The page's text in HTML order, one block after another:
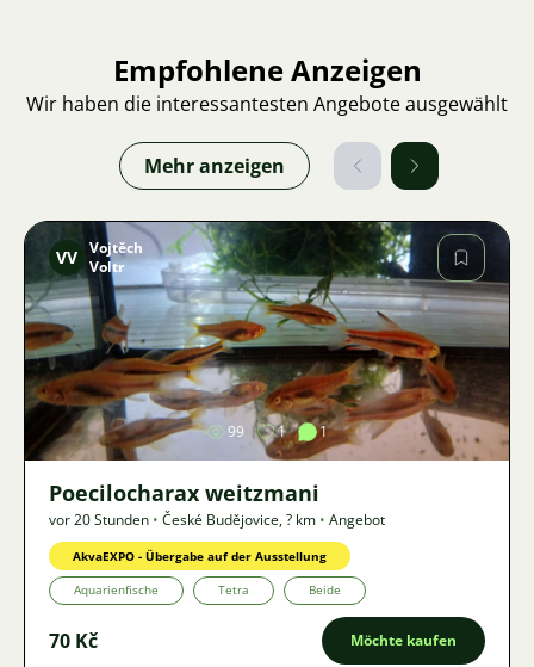
Empfohlene Anzeigen
Wir haben die interessantesten Angebote ausgewählt
Mehr anzeigen
Bild
VV Vojtěch
Voltr
99 1 1
Poecilocharax weitzmani
vor 20 Stunden • České Budějovice,? km • Angebot
AkvaEXPO - Übergabe auf der Ausstellung
Aquarienfische Tetra Beide
70 Kč Möchte kaufen